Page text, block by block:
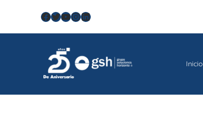
Facebook
Twitter
YouTube
Instagram
LinkedIn
Inicio